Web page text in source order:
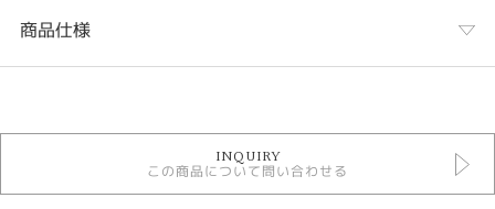
商品仕様
セットリング
シェールラブ ＞ セットリング
INQUIRY
この商品について問い合わせる